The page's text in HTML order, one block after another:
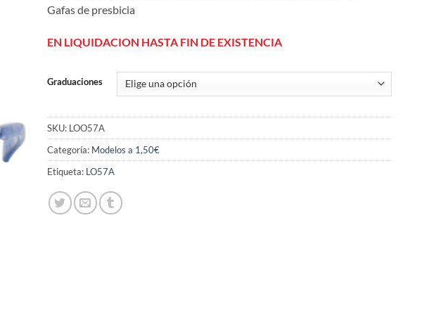
Gafas de presbicia
EN LIQUIDACION HASTA FIN DE EXISTENCIA
Graduaciones
SKU: LOO57A
Categoría: Modelos a 1,50€
Etiqueta: LO57A